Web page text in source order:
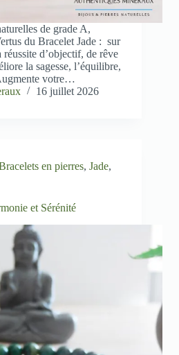
de grade A,
du Bracelet Jade : sur
d’objectif, de rêve
la sagesse, l’équilibre,
votre…
16 juillet 2026
en pierres, Jade,
et Sérénité